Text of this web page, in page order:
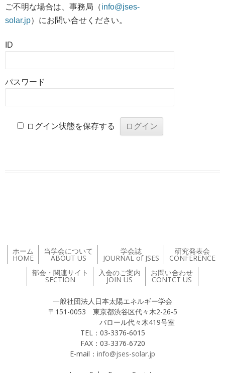
ご不明な場合は、事務局（info@jses-
solar.jp）にお問い合せください。
ID
パスワード
ログイン状態を保存する
ホーム
HOME
当学会について
ABOUT US
学会誌
JOURNAL of JSES
研究発表会
CONFERENCE
部会・関連サイト
SECTION
入会のご案内
JOIN US
お問い合わせ
CONTCT US
一般社団法人日本太陽エネルギー学会
〒151-0053 東京都渋谷区代々木2-26-5
バロール代々木419号室
TEL：03-3376-6015
FAX：03-3376-6720
E-mail： info@jses-solar.jp